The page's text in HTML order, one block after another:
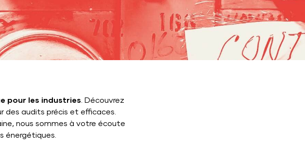
pour les industries . Découvrez
audits précis et efficaces.
nous sommes à votre écoute
énergétiques.